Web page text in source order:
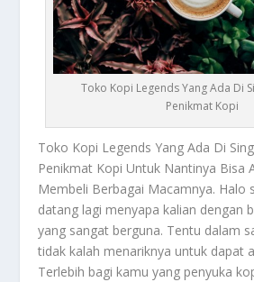
Toko Kopi Legends Yang Ada Di
Penikmat Kopi
Toko Kopi Legends Yang Ada Di
Penikmat Kopi Untuk Nantinya Bisa
Membeli Berbagai Macamnya. Halo
datang lagi menyapa kalian dengan
yang sangat berguna. Tentu dalam
tidak kalah menariknya untuk dapat
Terlebih bagi kamu yang penyuka